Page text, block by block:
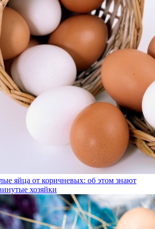
яйца от коричневых: об этом знают
хозяйки